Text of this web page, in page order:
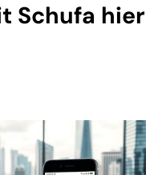
Schufa hier